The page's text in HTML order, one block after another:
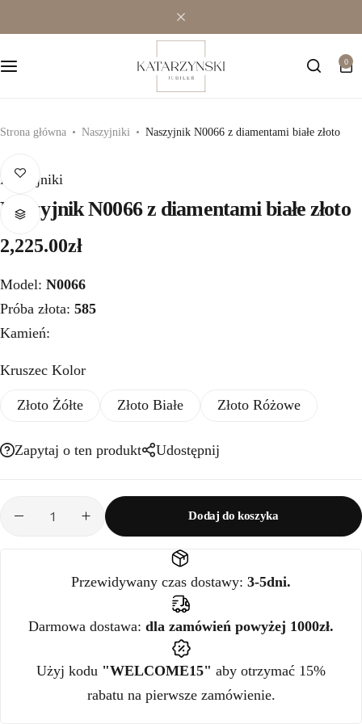
0
Strona główna Naszyjniki Naszyjnik N0066 z diamentami białe złoto
Naszyjniki
Naszyjnik N0066 z diamentami białe złoto
2,225.00zł
Model: N0066
Próba złota: 585
Kamień:
Kruszec Kolor
Złoto Żółte Złoto Białe Złoto Różowe
Zapytaj o ten produkt Udostępnij
Dodaj do koszyka
Przewidywany czas dostawy: 3-5dni.
Darmowa dostawa: dla zamówień powyżej 1000zł.
Użyj kodu "WELCOME15" aby otrzymać 15%
rabatu na pierwsze zamówienie.
Modowe
Pozostała biżuteria
Zawieszki